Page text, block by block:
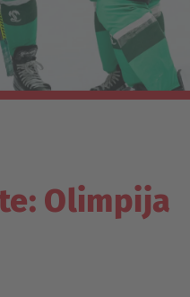
Olimpija